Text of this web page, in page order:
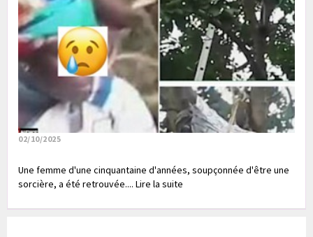
02/10/2025
Une femme d'une cinquantaine d'années, soupçonnée d'être une
sorcière, a été retrouvée.... Lire la suite